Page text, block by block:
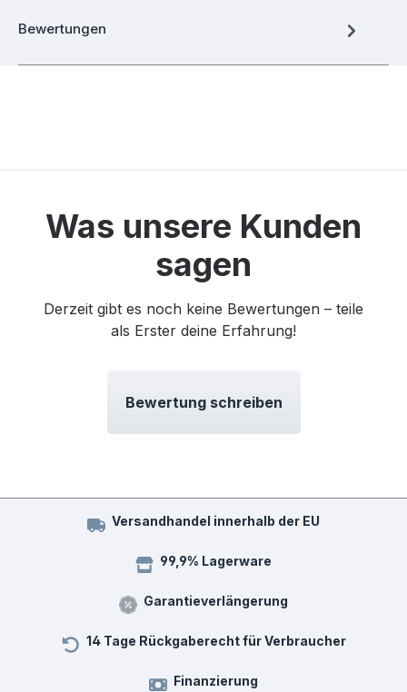
Bewertungen
Was unsere Kunden
sagen
Derzeit gibt es noch keine Bewertungen – teile
als Erster deine Erfahrung!
Bewertung schreiben
Versandhandel innerhalb der EU
99,9% Lagerware
Garantieverlängerung
14 Tage Rückgaberecht für Verbraucher
Finanzierung